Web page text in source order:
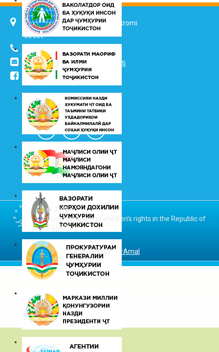
734025, Dushanbe city, 7 Jalol Ikromi
street
(+992 37) 2217352
info@vhk.tj
info@ombudsman.tj
/kudakon
© 2026
Commissioner for children’s rights in the Republic of
Tajikistan
Developed byDarAmal